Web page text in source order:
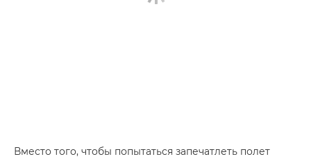
Вместо того, чтобы попытаться запечатлеть полет